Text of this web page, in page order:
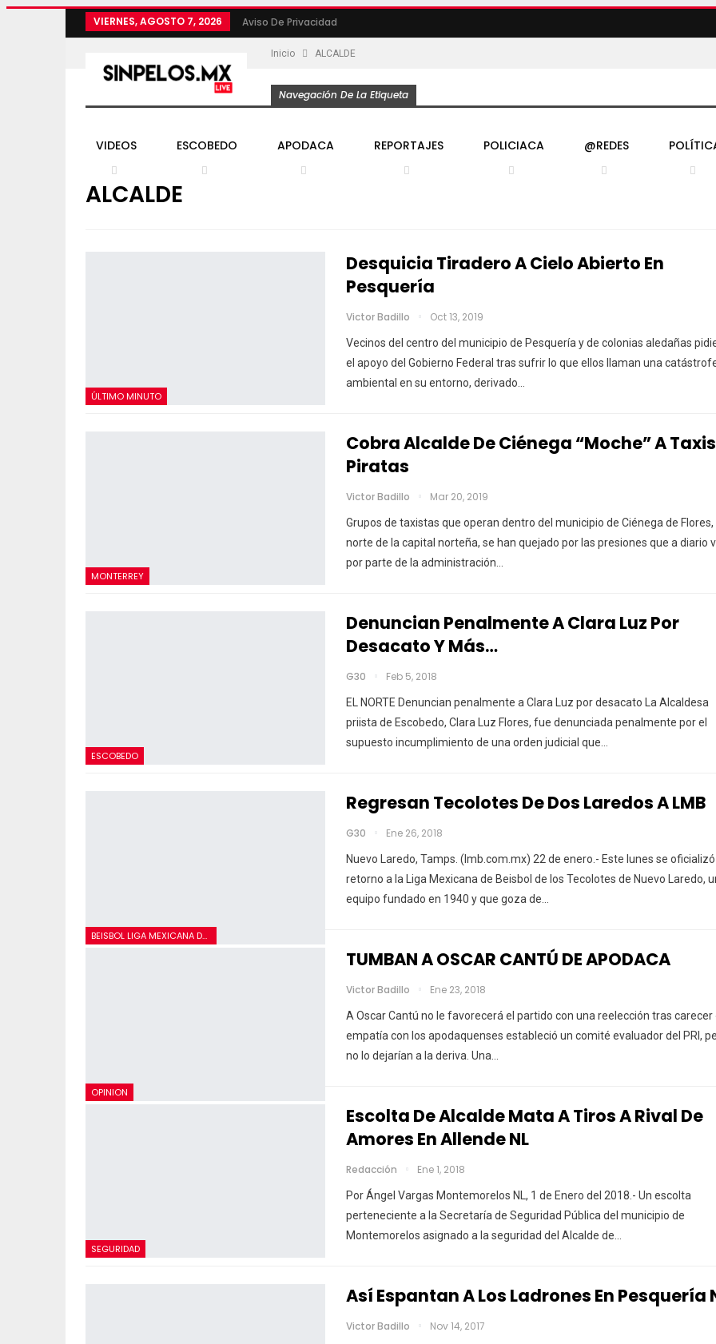
VIERNES, AGOSTO 7, 2026 Aviso De Privacidad
VIDEOS ESCOBEDO APODACA REPORTAJES POLICIACA @REDES
Inicio ALCALDE
Navegación De La Etiqueta
ALCALDE
ÚLTIMO MINUTO
Desquicia Tiradero A Cielo Abierto En
Pesquería
Victor Badillo Oct 13, 2019
Vecinos del centro del municipio de Pesquería y de colonias aledañas
el apoyo del Gobierno Federal tras sufrir lo que ellos llaman una
ambiental en su entorno, derivado
MONTERREY
Cobra Alcalde De Ciénega “moche” A Taxis
Piratas
Victor Badillo Mar 20, 2019
Grupos de taxistas que operan dentro del municipio de Ciénega de Flores,
norte de la capital norteña, se han quejado por las presiones que a diario
por parte de la administración…
ESCOBEDO
Denuncian Penalmente A Clara Luz Por
Desacato Y Más…
G30 Feb 5, 2018
EL NORTE Denuncian penalmente a Clara Luz por desacato La Alcaldesa
priista de Escobedo, Clara Luz Flores, fue denunciada penalmente por el
supuesto incumplimiento de una orden judicial que…
BEISBOL LIGA MEXICANA DE VERANO
Regresan Tecolotes De Dos Laredos A LMB
G30 Ene 26, 2018
Nuevo Laredo, Tamps. (lmb.com.mx) 22 de enero.- Este lunes se oficializó
retorno a la Liga Mexicana de Beisbol de los Tecolotes de Nuevo Laredo,
equipo fundado en 1940 y que goza de…
OPINION
TUMBAN A OSCAR CANTÚ DE APODACA
Victor Badillo Ene 23, 2018
A Oscar Cantú no le favorecerá el partido con una reelección tras carecer
empatía con los apodaquenses estableció un comité evaluador del PRI,
no lo dejarían a la deriva. Una…
SEGURIDAD
Escolta De Alcalde Mata A Tiros A Rival De
Amores En Allende NL
Redacción Ene 1, 2018
Por Ángel Vargas Montemorelos NL, 1 de Enero del 2018.- Un escolta
perteneciente a la Secretaría de Seguridad Pública del municipio de
Montemorelos asignado a la seguridad del Alcalde de…
Así Espantan A Los Ladrones En Pesquería
Victor Badillo Nov 14, 2017